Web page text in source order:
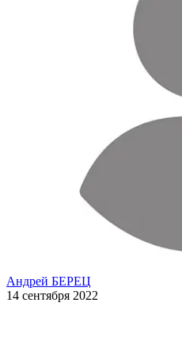
Андрей БЕРЕЦ
14 сентября 2022